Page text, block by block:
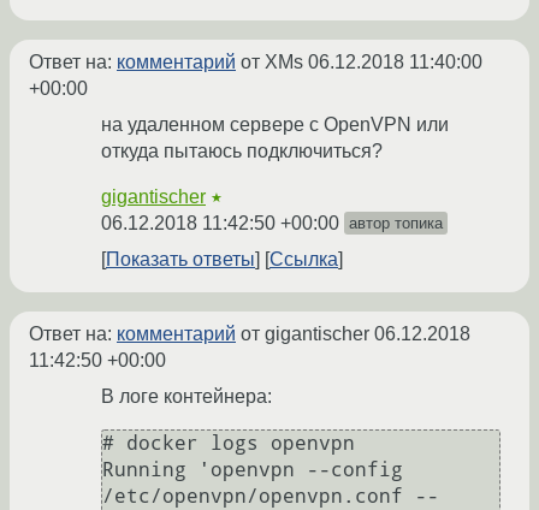
Ответ на: комментарий от XMs 06.12.2018 11:40:00
+00:00
на удаленном сервере с OpenVPN или
откуда пытаюсь подключиться?
gigantischer ★
06.12.2018 11:42:50 +00:00 автор топика
Показать ответы Ссылка
Ответ на: комментарий от gigantischer 06.12.2018
11:42:50 +00:00
В логе контейнера:
# docker logs openvpn
Running 'openvpn --config
/etc/openvpn/openvpn.conf --